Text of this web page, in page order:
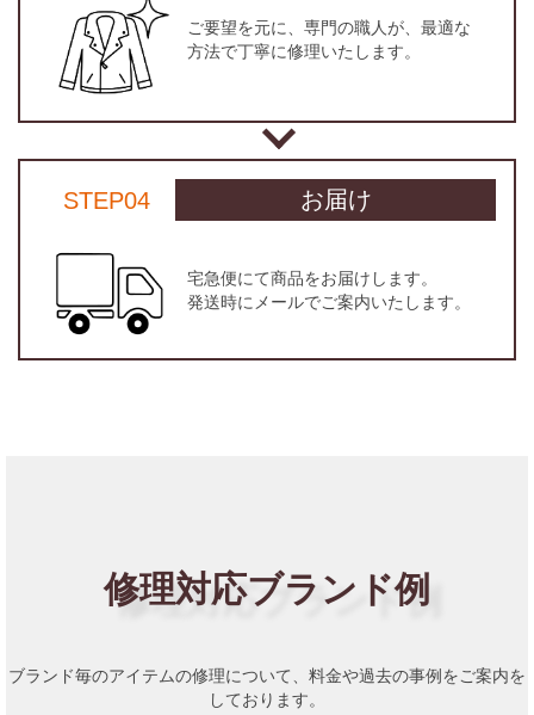
ご要望を元に、専門の職人が、最適な
方法で丁寧に修理いたします。
STEP04 お届け
宅急便にて商品をお届けします。
発送時にメールでご案内いたします。
修理対応ブランド例
ブランド毎のアイテムの修理について、料金や過去の事例をご案内を
しております。